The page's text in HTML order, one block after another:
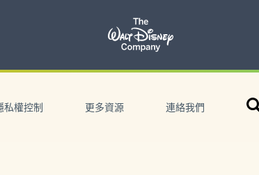
私權控制 更多資源 連絡我們
搜